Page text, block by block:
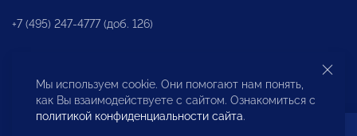
+7 (495) 247-4777 (доб. 126)
Бюро по защите прав предпринимателей и
инвесторов
Мы используем cookie. Они помогают нам понять,
как Вы взаимодействуете с сайтом. Ознакомиться с
политикой конфиденциальности сайта.